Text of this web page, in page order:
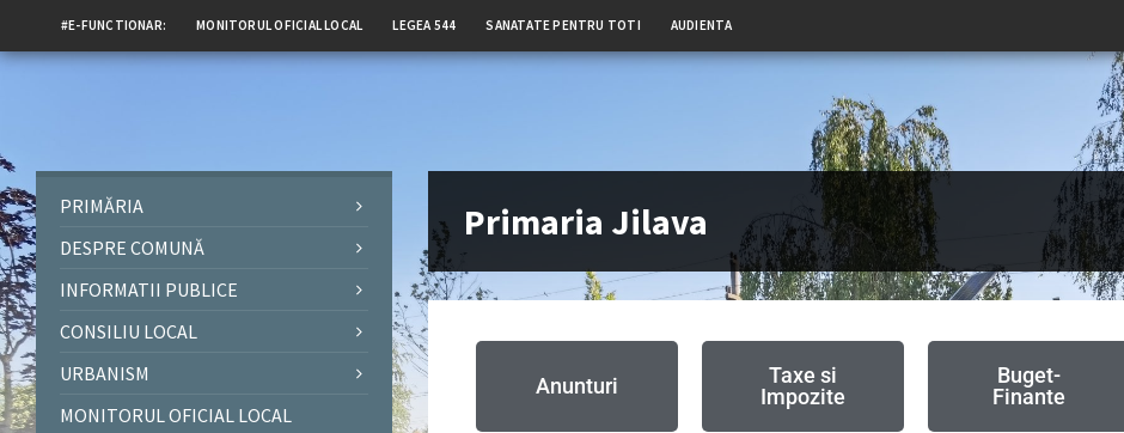
#E-FUNCTIONAR: MONITORUL OFICIAL LOCAL LEGEA 544 SANATATE PENTRU TOTI AUDIENTA
Primaria Jilava
Anunturi
Taxe si
Impozite
Buget-
Finante
PRIMĂRIA
DESPRE COMUNĂ
INFORMATII PUBLICE
CONSILIU LOCAL
URBANISM
MONITORUL OFICIAL LOCAL